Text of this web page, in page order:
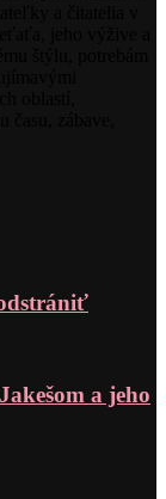
a jeho